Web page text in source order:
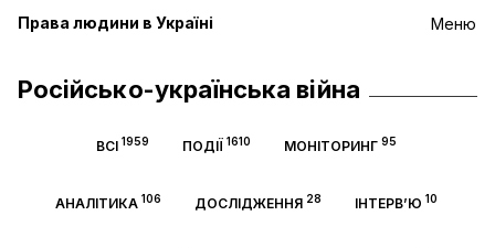
Меню
Права людини в Україні
Російсько-українська війна
ВСІ 1959 ПОДІЇ 1610 МОНІТОРИНГ 95
АНАЛІТИКА 106 ДОСЛІДЖЕННЯ 28 ІНТЕРВ’Ю 10